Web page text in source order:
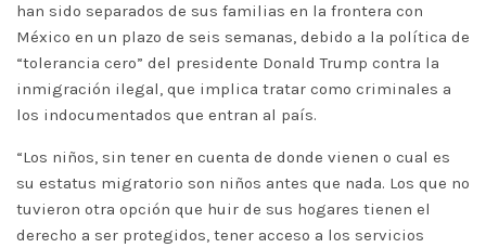
han sido separados de sus familias en la frontera con
México en un plazo de seis semanas, debido a la política de
“tolerancia cero” del presidente Donald Trump contra la
inmigración ilegal, que implica tratar como criminales a
los indocumentados que entran al país.
“Los niños, sin tener en cuenta de donde vienen o cual es
su estatus migratorio son niños antes que nada. Los que no
tuvieron otra opción que huir de sus hogares tienen el
derecho a ser protegidos, tener acceso a los servicios